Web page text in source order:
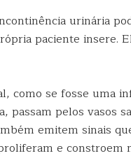
urinária
paciente insere.
como se fosse uma
passam pelos vasos
emitem sinais
e constroem